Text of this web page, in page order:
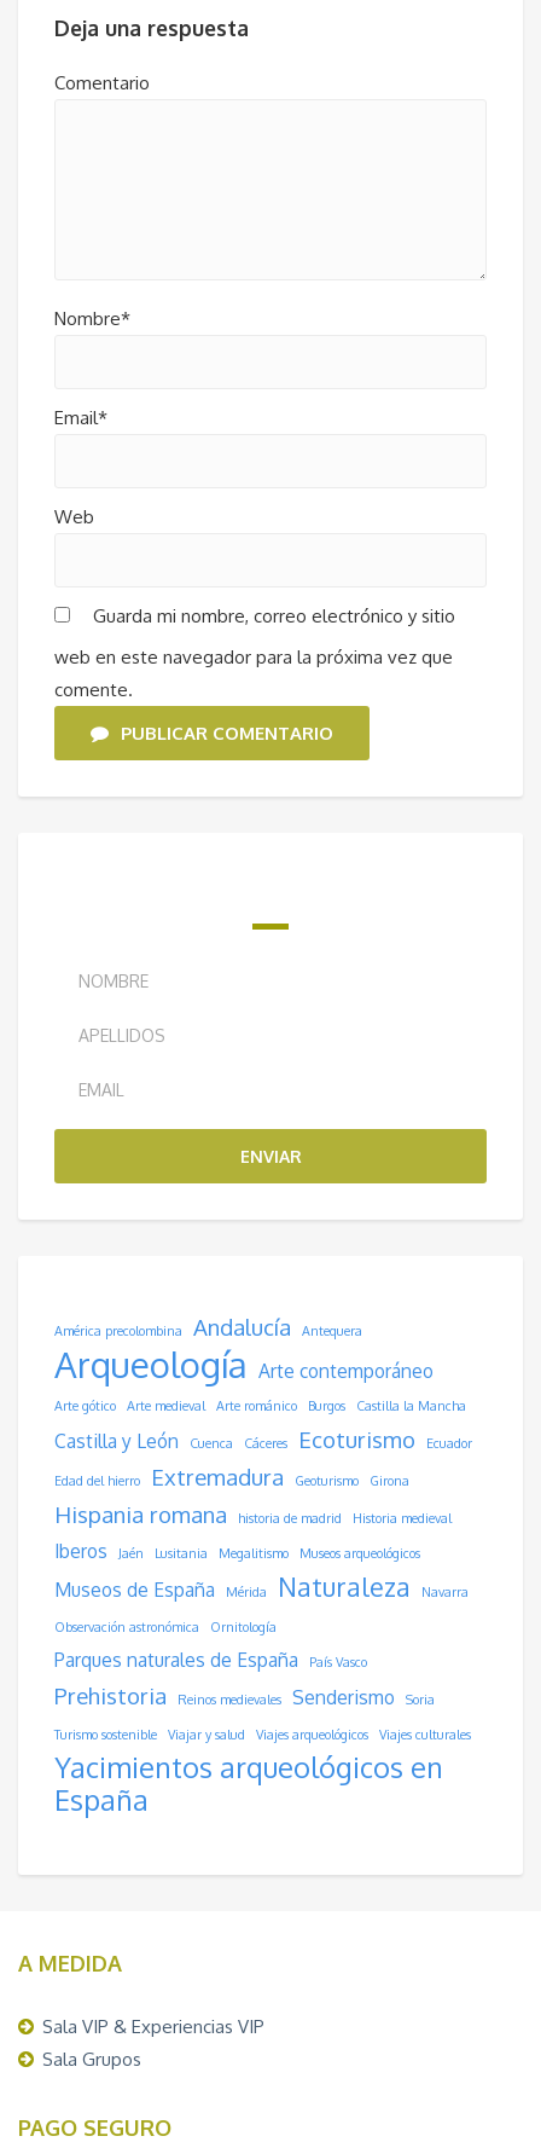
Deja una respuesta
Comentario
Nombre*
Email*
Web
Guarda mi nombre, correo electrónico y sitio
web en este navegador para la próxima vez que
comente.
PUBLICAR COMENTARIO
ENVIAR
América precolombina Andalucía Antequera
Arqueología Arte contemporáneo
Arte gótico Arte medieval Arte románico Burgos Castilla la Mancha
Castilla y León Cuenca Cáceres Ecoturismo Ecuador
Edad del hierro Extremadura Geoturismo Girona
Hispania romana historia de madrid Historia medieval
Iberos Jaén Lusitania Megalitismo Museos arqueológicos
Museos de España Mérida Naturaleza Navarra
Observación astronómica Ornitología
Parques naturales de España País Vasco
Prehistoria Reinos medievales Senderismo Soria
Turismo sostenible Viajar y salud Viajes arqueológicos Viajes culturales
Yacimientos arqueológicos en
España
A MEDIDA
Sala VIP & Experiencias VIP
Sala Grupos
PAGO SEGURO